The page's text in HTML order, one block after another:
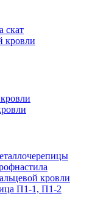
скат
кровли
кровли
П1-1, П1-2